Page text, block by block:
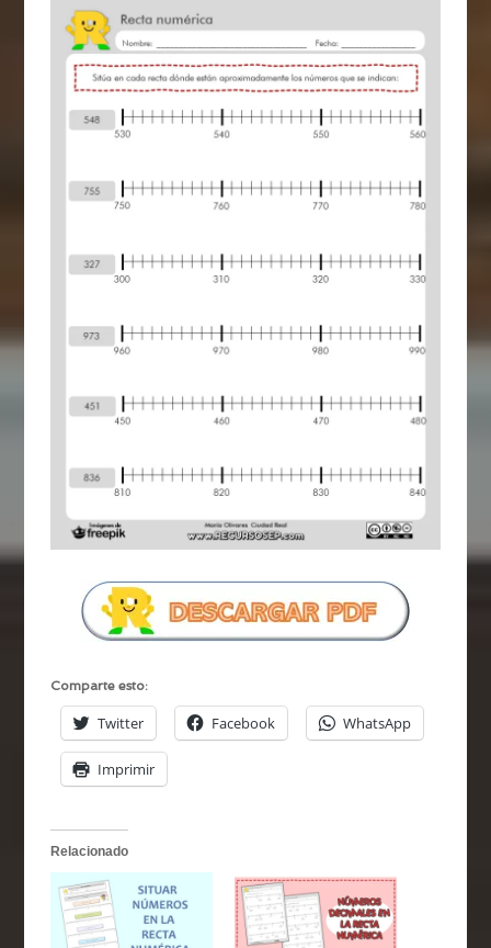
Comparte esto:
Twitter Facebook WhatsApp
Imprimir
Relacionado